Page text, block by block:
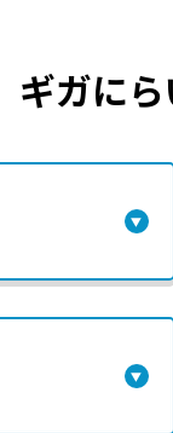
ギガに